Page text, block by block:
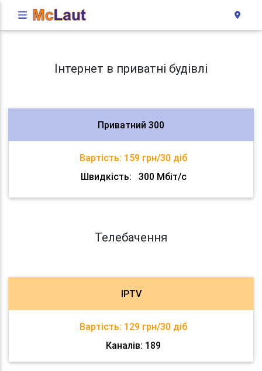
Інтернет в приватні будівлі
Приватний 300
Вартість: 159 грн/30 діб
Швидкість:
300 Мбіт/с
Телебачення
IPTV
Вартість: 129 грн/30 діб
Каналів: 189